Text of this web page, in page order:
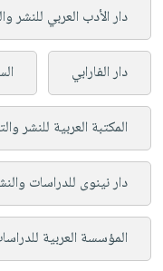
دار الأدب العربي للنشر
دار الفارابي
المكتبة العربية للنشر
دار نينوى للدراسات
المؤسسة العربية